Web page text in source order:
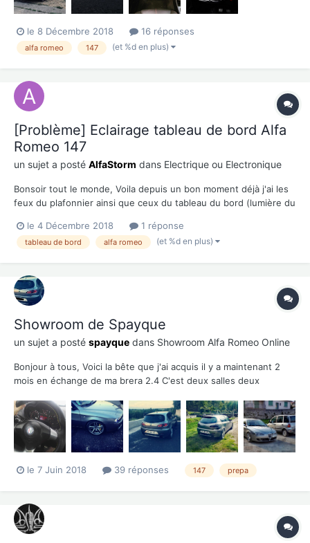
le 8 Décembre 2018 16 réponses
alfa romeo 147 (et %d en plus)
[Problème] Eclairage tableau de bord Alfa
Romeo 147
un sujet a posté AlfaStorm dans Electrique ou Electronique
Bonsoir tout le monde, Voila depuis un bon moment déjà j'ai les
feux du plafonnier ainsi que ceux du tableau du bord (lumière du
gant, coffre., qui ne fonctionne pas de même pour le feux de
détresse (ce qui est fort embarrassant qu...
le 4 Décembre 2018 1 réponse
tableau de bord alfa romeo (et %d en plus)
Showroom de Spayque
un sujet a posté spayque dans Showroom Alfa Romeo Online
Bonjour à tous, Voici la bête que j'ai acquis il y a maintenant 2
mois en échange de ma brera 2.4 C'est deux salles deux
marchait déjà très bien malgré sa tonne 7)et je me retrouve au
volant de ce monstre. C'est une 1...
le 7 Juin 2018 39 réponses 147 prepa